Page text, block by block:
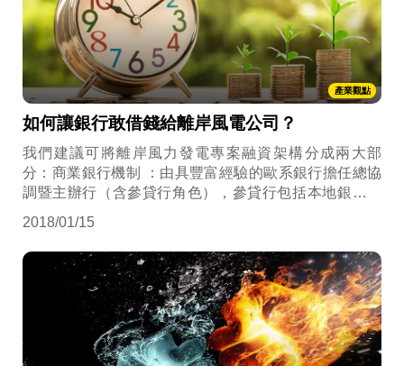
產業觀點
如何讓銀行敢借錢給離岸風電公司？
我們建議可將離岸風力發電專案融資架構分成兩大部
分：商業銀行機制 ：由具豐富經驗的歐系銀行擔任總協
調暨主辦行（含參貸行角色），參貸行包括本地銀行及
貸機構例如丹麥出口信貸機構（EKF）、歐洲投資銀行
（EIB）與外商銀行提供保證或貸款。
2018/01/15